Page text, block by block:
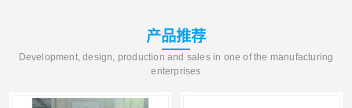
产品推荐
Development, design, production and sales in one of the manufacturing
enterprises